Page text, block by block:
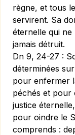
règne, et tous
servirent. Sa
éternelle qui
jamais détruit.
Dn 9, 24-27 :
déterminées
pour enfermer
péchés et pour
justice
pour oindre le
comprends :